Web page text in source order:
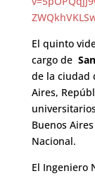
El quinto
cargo de
de la ciudad
Aires,
Buenos
Nacional.
El Ingeniero